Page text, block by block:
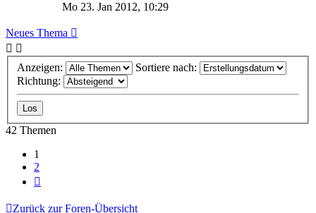
Mo 23. Jan 2012, 10:29
Neues Thema
Anzeigen:
Sortiere nach:
Richtung:
42 Themen
1
2
Zurück zur Foren-Übersicht